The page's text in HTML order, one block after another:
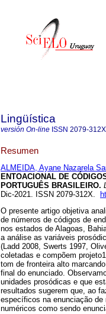
Lingüística
versión On-line ISSN 2079-312X
Resumen
ALMEIDA, Ayane Nazarela
ENTOACIONAL DE
PORTUGUÊS BRASILEIRO.
Dic-2021. ISSN 2079-312X.
O presente artigo objetiva
de números de códigos de
nos estados de Alagoas,
a análise as variáveis
(Ladd 2008, Swerts 1997,
coletadas e compõem
tom de fronteira alto
final do enunciado.
unidades prosódicas e que
resultados sugerem que, ao
específicos na enunciação de
numéricos como sendo